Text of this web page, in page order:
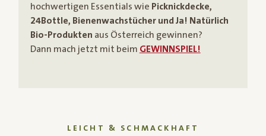
hochwertigen Essentials wie Picknickdecke,
24Bottle, Bienenwachstücher und Ja! Natürlich
Bio-Produkten aus Österreich gewinnen?
Dann mach jetzt mit beim GEWINNSPIEL!
LEICHT & SCHMACKHAFT